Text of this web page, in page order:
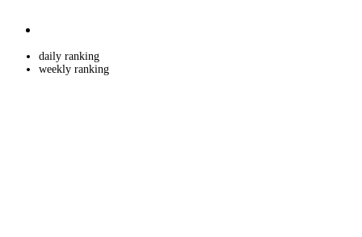
daily ranking
weekly ranking